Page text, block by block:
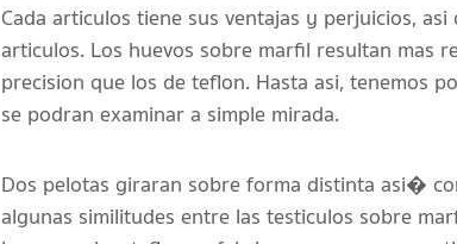
Cada articulos tiene sus ventajas y perjuicios,
articulos. Los huevos sobre marfil resultan mas
precision que los de teflon. Hasta asi, tenemos
se podran examinar a simple mirada.
Dos pelotas giraran sobre forma distinta asi�
algunas similitudes entre las testiculos sobre